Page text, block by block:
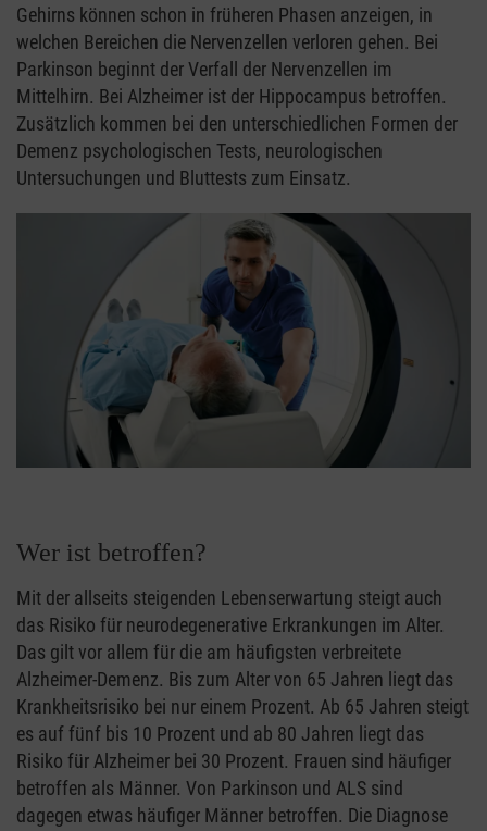
Gehirns können schon in früheren Phasen anzeigen, in
welchen Bereichen die Nervenzellen verloren gehen. Bei
Parkinson beginnt der Verfall der Nervenzellen im
Mittelhirn. Bei Alzheimer ist der Hippocampus betroffen.
Zusätzlich kommen bei den unterschiedlichen Formen der
Demenz psychologischen Tests, neurologischen
Untersuchungen und Bluttests zum Einsatz.
Wer ist betroffen?
Mit der allseits steigenden Lebenserwartung steigt auch
das Risiko für neurodegenerative Erkrankungen im Alter.
Das gilt vor allem für die am häufigsten verbreitete
Alzheimer-Demenz. Bis zum Alter von 65 Jahren liegt das
Krankheitsrisiko bei nur einem Prozent. Ab 65 Jahren steigt
es auf fünf bis 10 Prozent und ab 80 Jahren liegt das
Risiko für Alzheimer bei 30 Prozent. Frauen sind häufiger
betroffen als Männer. Von Parkinson und ALS sind
dagegen etwas häufiger Männer betroffen. Die Diagnose